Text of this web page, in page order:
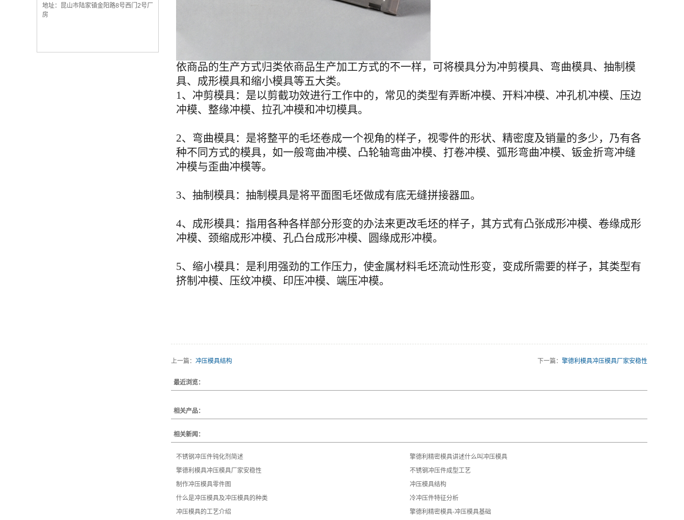
地址：昆山市陆家镇金阳路8号西门2号厂
房
依商品的生产方式归类依商品生产加工方式的不一样，可将模具分为冲剪模具、弯曲模具、抽制模
具、成形模具和缩小模具等五大类。
1、冲剪模具：是以剪截功效进行工作中的，常见的类型有弄断冲模、开料冲模、冲孔机冲模、压边
冲模、整缘冲模、拉孔冲模和冲切模具。
2、弯曲模具：是将整平的毛坯卷成一个视角的样子，视零件的形状、精密度及销量的多少，乃有各
种不同方式的模具，如一般弯曲冲模、凸轮轴弯曲冲模、打卷冲模、弧形弯曲冲模、钣金折弯冲缝
冲模与歪曲冲模等。
3、抽制模具：抽制模具是将平面图毛坯做成有底无缝拼接器皿。
4、成形模具：指用各种各样部分形变的办法来更改毛坯的样子，其方式有凸张成形冲模、卷缘成形
冲模、颈缩成形冲模、孔凸台成形冲模、圆缘成形冲模。
5、缩小模具：是利用强劲的工作压力，使金属材料毛坯流动性形变，变成所需要的样子，其类型有
挤制冲模、压纹冲模、印压冲模、端压冲模。
上一篇： 冲压模具结构 下一篇： 擎德利模具冲压模具厂家安稳性
最近浏览：
相关产品：
相关新闻：
不锈钢冲压件钝化剂简述
擎德利精密模具讲述什么叫冲压模具
擎德利模具冲压模具厂家安稳性
不锈钢冲压件成型工艺
制作冲压模具零件图
冲压模具结构
什么是冲压模具及冲压模具的种类
冷冲压件特征分析
冲压模具的工艺介绍
擎德利精密模具-冲压模具基础